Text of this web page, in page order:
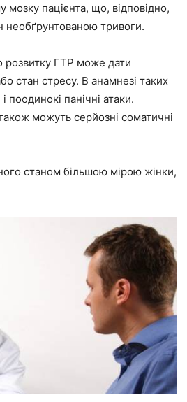
пацієнта, що, відповідно,
необґрунтованою тривоги.
розвитку ГТР може дати
стан стресу. В анамнезі таких
панічні атаки.
можуть серйозні соматичні
станом більшою мірою жінки,